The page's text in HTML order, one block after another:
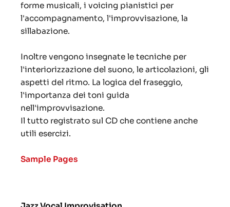
forme musicali, i voicing pianistici per
l'accompagnamento, l'improvvisazione, la
sillabazione.
Inoltre vengono insegnate le tecniche per
l'interiorizzazione del suono, le articolazioni, gli
aspetti del ritmo. La logica del fraseggio,
l'importanza dei toni guida
nell'improvvisazione.
Il tutto registrato sul CD che contiene anche
utili esercizi.
Sample Pages